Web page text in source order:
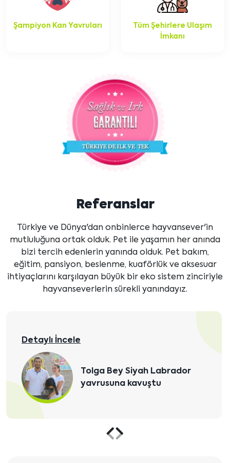
Şampiyon Kan Yavruları
Tüm Şehirlere Ulaşım
İmkanı
Referanslar
Türkiye ve Dünya'dan onbinlerce hayvansever'in
mutluluğuna ortak olduk. Pet ile yaşamın her anında
bizi tercih edenlerin yanında olduk. Pet bakım,
eğitim, pansiyon, beslenme, kuaförlük ve aksesuar
ihtiyaçlarını karşılayan büyük bir eko sistem zinciriyle
hayvanseverlerin sürekli yanındayız.
Detaylı İncele
Tolga Bey Siyah Labrador
yavrusuna kavuştu
Önceki